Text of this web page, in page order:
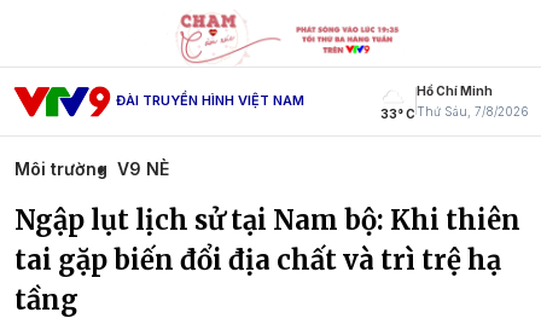
ĐÀI TRUYỀN HÌNH VIỆT NAM
33° C
Hồ Chí Minh
Thứ Sáu, 7/8/2026
Môi trường V9 NÈ
Ngập lụt lịch sử tại Nam bộ: Khi thiên
tai gặp biến đổi địa chất và trì trệ hạ
tầng